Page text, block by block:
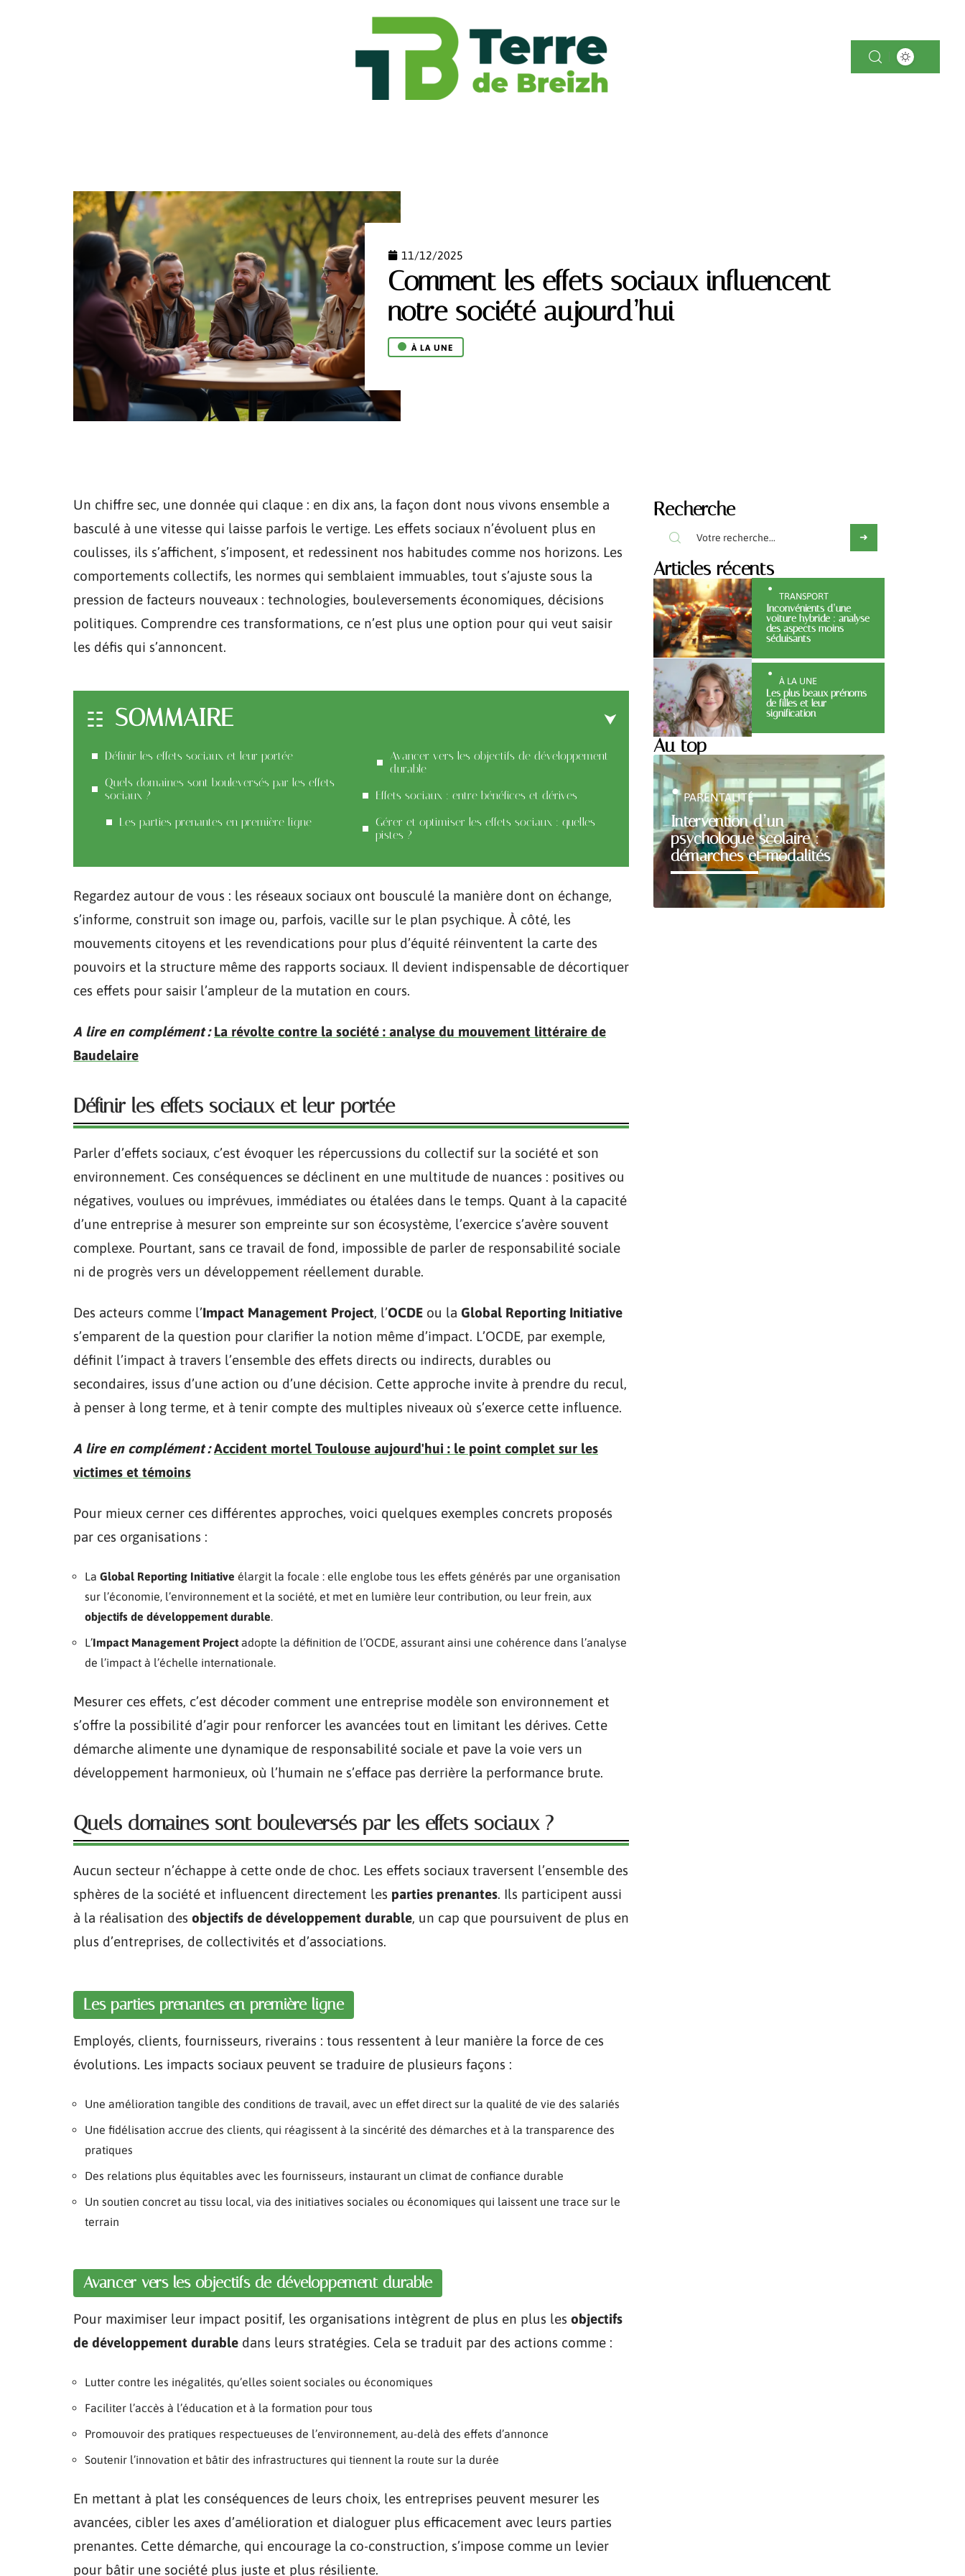
11/12/2025
Comment les effets sociaux influencent
notre société aujourd’hui
À LA UNE
Un chiffre sec, une donnée qui claque : en dix ans, la façon dont nous vivons ensemble a
basculé à une vitesse qui laisse parfois le vertige. Les effets sociaux n’évoluent plus en
coulisses, ils s’affichent, s’imposent, et redessinent nos habitudes comme nos horizons. Les
comportements collectifs, les normes qui semblaient immuables, tout s’ajuste sous la
pression de facteurs nouveaux : technologies, bouleversements économiques, décisions
politiques. Comprendre ces transformations, ce n’est plus une option pour qui veut saisir
les défis qui s’annoncent.
SOMMAIRE
Définir les effets sociaux et leur portée
Quels domaines sont bouleversés par les effets
sociaux ?
Les parties prenantes en première ligne
Avancer vers les objectifs de développement
durable
Effets sociaux : entre bénéfices et dérives
Gérer et optimiser les effets sociaux : quelles
pistes ?
Regardez autour de vous : les réseaux sociaux ont bousculé la manière dont on échange,
s’informe, construit son image ou, parfois, vacille sur le plan psychique. À côté, les
mouvements citoyens et les revendications pour plus d’équité réinventent la carte des
pouvoirs et la structure même des rapports sociaux. Il devient indispensable de décortiquer
ces effets pour saisir l’ampleur de la mutation en cours.
A lire en complément : La révolte contre la société : analyse du mouvement littéraire de
Baudelaire
Définir les effets sociaux et leur portée
Parler d’effets sociaux, c’est évoquer les répercussions du collectif sur la société et son
environnement. Ces conséquences se déclinent en une multitude de nuances : positives ou
négatives, voulues ou imprévues, immédiates ou étalées dans le temps. Quant à la capacité
d’une entreprise à mesurer son empreinte sur son écosystème, l’exercice s’avère souvent
complexe. Pourtant, sans ce travail de fond, impossible de parler de responsabilité sociale
ni de progrès vers un développement réellement durable.
Des acteurs comme l’Impact Management Project, l’OCDE ou la Global Reporting Initiative
s’emparent de la question pour clarifier la notion même d’impact. L’OCDE, par exemple,
définit l’impact à travers l’ensemble des effets directs ou indirects, durables ou
secondaires, issus d’une action ou d’une décision. Cette approche invite à prendre du recul,
à penser à long terme, et à tenir compte des multiples niveaux où s’exerce cette influence.
A lire en complément : Accident mortel Toulouse aujourd'hui : le point complet sur les
victimes et témoins
Pour mieux cerner ces différentes approches, voici quelques exemples concrets proposés
par ces organisations :
La Global Reporting Initiative élargit la focale : elle englobe tous les effets générés par une organisation
sur l’économie, l’environnement et la société, et met en lumière leur contribution, ou leur frein, aux
objectifs de développement durable.
L’Impact Management Projectadopte la définition de l’OCDE, assurant ainsi une cohérence dans l’analyse
de l’impact à l’échelle internationale.
Mesurer ces effets, c’est décoder comment une entreprise modèle son environnement et
s’offre la possibilité d’agir pour renforcer les avancées tout en limitant les dérives. Cette
démarche alimente une dynamique de responsabilité sociale et pave la voie vers un
développement harmonieux, où l’humain ne s’efface pas derrière la performance brute.
Quels domaines sont bouleversés par les effets sociaux ?
Aucun secteur n’échappe à cette onde de choc. Les effets sociaux traversent l’ensemble des
sphères de la société et influencent directement les parties prenantes. Ils participent aussi
à la réalisation des objectifs de développement durable, un cap que poursuivent de plus en
plus d’entreprises, de collectivités et d’associations.
Les parties prenantes en première ligne
Employés, clients, fournisseurs, riverains : tous ressentent à leur manière la force de ces
évolutions. Les impacts sociaux peuvent se traduire de plusieurs façons :
Une amélioration tangible des conditions de travail, avec un effet direct sur la qualité de vie des salariés
Une fidélisation accrue des clients, qui réagissent à la sincérité des démarches et à la transparence des
pratiques
Des relations plus équitables avec les fournisseurs, instaurant un climat de confiance durable
Un soutien concret au tissu local, via des initiatives sociales ou économiques qui laissent une trace sur le
terrain
Avancer vers les objectifs de développement durable
Pour maximiser leur impact positif, les organisations intègrent de plus en plus les objectifs
de développement durable dans leurs stratégies. Cela se traduit par des actions comme :
Lutter contre les inégalités, qu’elles soient sociales ou économiques
Faciliter l’accès à l’éducation et à la formation pour tous
Promouvoir des pratiques respectueuses de l’environnement, au-delà des effets d’annonce
Soutenir l’innovation et bâtir des infrastructures qui tiennent la route sur la durée
En mettant à plat les conséquences de leurs choix, les entreprises peuvent mesurer les
avancées, cibler les axes d’amélioration et dialoguer plus efficacement avec leurs parties
prenantes. Cette démarche, qui encourage la co-construction, s’impose comme un levier
pour bâtir une société plus juste et plus résiliente.
Recherche
Articles récents
TRANSPORT
Inconvénients d’une
voiture hybride : analyse
des aspects moins
séduisants
À LA UNE
Les plus beaux prénoms
de filles et leur
signification
Au top
Intervention d’un
psychologue scolaire :
démarches et modalités
PARENTALITÉ